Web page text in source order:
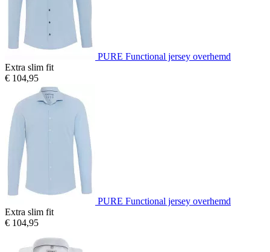
PURE Functional jersey overhemd
Extra slim fit
€ 104,95
PURE Functional jersey overhemd
Extra slim fit
€ 104,95